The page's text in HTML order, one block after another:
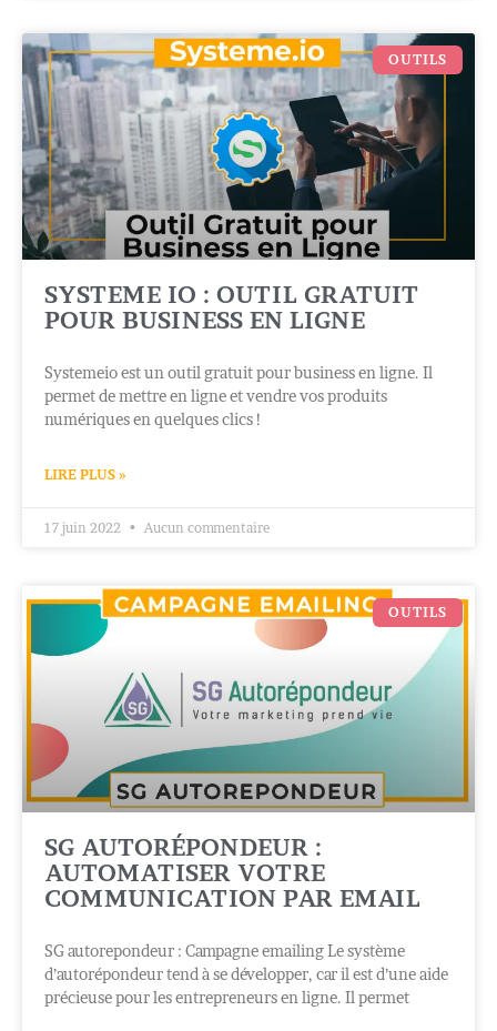
OUTILS
SYSTEME IO : OUTIL GRATUIT
POUR BUSINESS EN LIGNE
Systemeio est un outil gratuit pour business en ligne. Il
permet de mettre en ligne et vendre vos produits
numériques en quelques clics !
LIRE PLUS »
17 juin 2022 Aucun commentaire
OUTILS
SG AUTORÉPONDEUR :
AUTOMATISER VOTRE
COMMUNICATION PAR EMAIL
SG autorepondeur : Campagne emailing Le système
d’autorépondeur tend à se développer, car il est d’une aide
précieuse pour les entrepreneurs en ligne. Il permet